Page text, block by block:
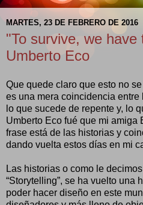
MARTES, 23 DE FEBRERO DE 2016
"To survive, we have
Umberto Eco
Que quede claro que esto no
es una mera coincidencia
lo que sucede de repente y, lo
Umberto Eco fué que mi amiga
frase está de las historias y
dando vuelta estos días en mi
Las historias o como le
“Storytelling”, se ha vuelto una
poder hacer diseño en este